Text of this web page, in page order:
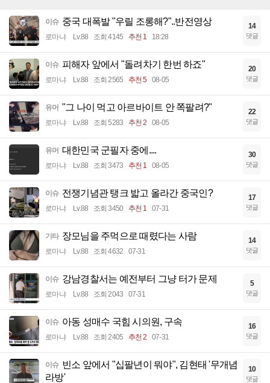
이슈 중국 대폭발 "우릴 조롱해?"..반전영상
로마냐 Lv.88 조회 4145 추천 1 18:28
14
댓글
이슈 피해자 앞에서 "돌려차기 한번 하죠"
로마냐 Lv.88 조회 2565 추천 5 08-05
20
댓글
유머 "그 나이 먹고 아르바이트 안 쪽팔려?"
로마냐 Lv.88 조회 5283 추천 2 08-05
22
댓글
유머 대한민국 군필자 중에....
로마냐 Lv.88 조회 3473 추천 1 08-05
30
댓글
이슈 전쟁기념관 탱크 밟고 올라간 중국인?
로마냐 Lv.88 조회 3450 추천 1 07-31
17
댓글
기타 장모님을 주먹으로 때렸다는 사람
로마냐 Lv.88 조회 4632 07-31
14
댓글
이슈 강남경찰서는 예전부터 그냥 터가 문제
로마냐 Lv.88 조회 2043 07-31
5
댓글
이슈 아동 성매수 국힘 시의원, 구속
로마냐 Lv.88 조회 2405 추천 2 07-31
16
댓글
이슈 빈소 앞에서 "십팔년이 뭐야", 김현태 '무개념
라방'
10
댓글